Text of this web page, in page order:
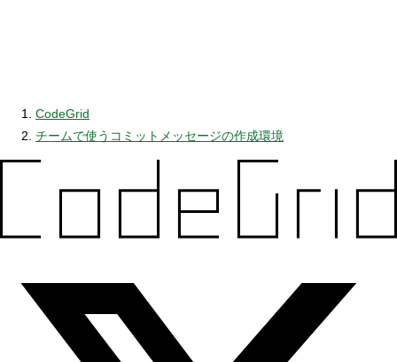
CodeGrid
チームで使うコミットメッセージの作成環境